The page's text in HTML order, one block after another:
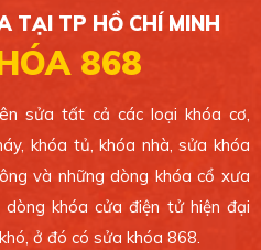
14, Quận 11. TP.HCM.
TẠI TP HỒ CHÍ MINH
868
sửa tất cả các loại khóa cơ,
khóa tủ, khóa nhà, sửa khóa
và những dòng khóa cổ xưa
khóa cửa điện tử hiện đại
ở đó có sửa khóa 868.